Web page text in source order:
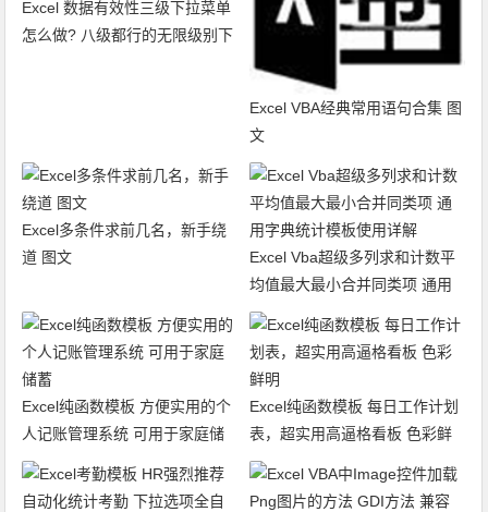
Excel 数据有效性三级下拉菜单
怎么做? 八级都行的无限级别下
Excel VBA经典常用语句合集 图
文
Excel多条件求前几名，新手绕
道 图文
Excel Vba超级多列求和计数平
均值最大最小合并同类项 通用
字典统计模板使用详解
Excel纯函数模板 方便实用的个
人记账管理系统 可用于家庭储
蓄
Excel纯函数模板 每日工作计划
表，超实用高逼格看板 色彩鲜
明